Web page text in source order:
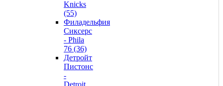
Knicks
(55)
Филадельфия
Сиксерс
- Phila
76 (36)
Детройт
Пистонс
-
Detroit